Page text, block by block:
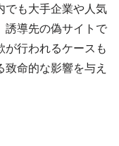
でも大手企業や人気
誘導先の偽サイトで
が行われるケースも
命的な影響を与え